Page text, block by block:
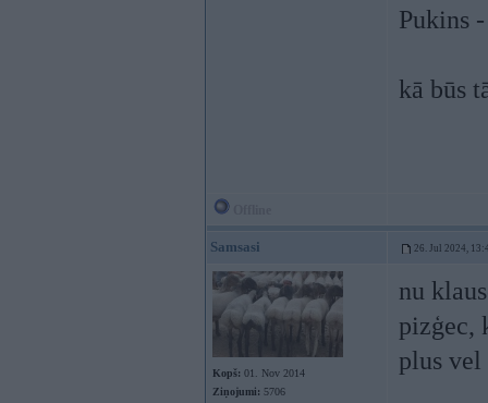
Pukins
kā būs
Samsasi 26. Jul 2024,
Kopš: 01. Nov 2014
Ziņojumi: 5706
nu
pizģec,
plus